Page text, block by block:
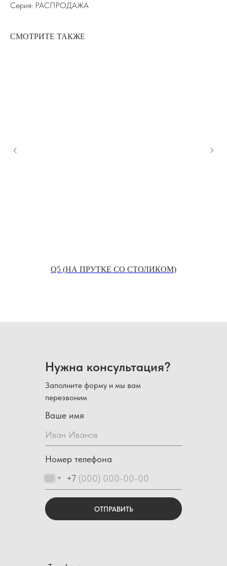
Серия: РАСПРОДАЖА
СМОТРИТЕ ТАКЖЕ
Q5 (НА ПРУТКЕ СО СТОЛИКОМ)
Ваше имя
Номер телефона
+7
ОТПРАВИТЬ
Нужна консультация?
Заполните форму и мы вам
перезвоним